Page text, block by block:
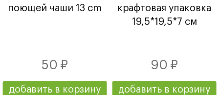
поющей чаши 13 cm
50 ₽
добавить в корзину
крафтовая упаковка
19,5*19,5*7 см
90 ₽
добавить в корзину